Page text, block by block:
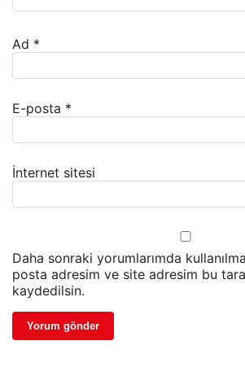
Ad *
E-posta *
İnternet sitesi
Daha sonraki yorumlarımda
posta adresim ve site adresim bu
kaydedilsin.